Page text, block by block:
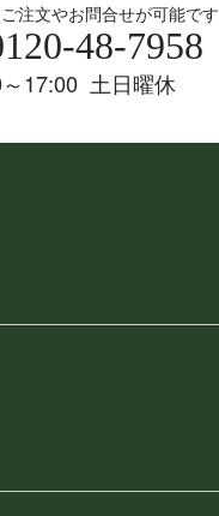
注文やお問合せが可能です
48-7958
17:00 土日曜休